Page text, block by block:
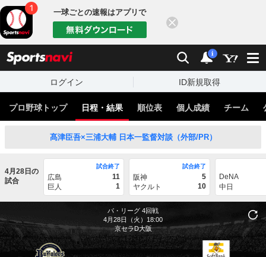
一球ごとの速報はアプリで
検索 通知
i
ログイン ID新規取得
プロ野球トップ 日程・結果 順位表 個人成績 チーム
髙津臣吾×三浦大輔 日本一監督対談（外部/PR）
4月28日の
試合
試合終了
広島
11
巨人
1
試合終了
阪神
5
ヤクルト
10
DeNA
中日
パ・リーグ 4回戦
4月28日（火）18:00
京セラD大阪